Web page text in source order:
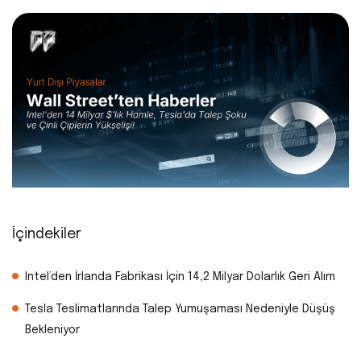
İçindekiler
Intel’den İrlanda Fabrikası İçin 14,2 Milyar Dolarlık Geri Alım
Tesla Teslimatlarında Talep Yumuşaması Nedeniyle Düşüş
Bekleniyor